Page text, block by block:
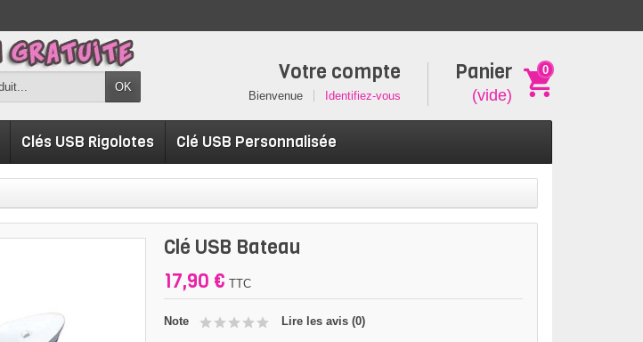
OK
Panier
(vide)
0
Votre compte
Bienvenue Identifiez-vous
Clés USB Rigolotes Clé USB Personnalisée
Clé USB Bateau
17,90 € TTC
Note Lire les avis (0)